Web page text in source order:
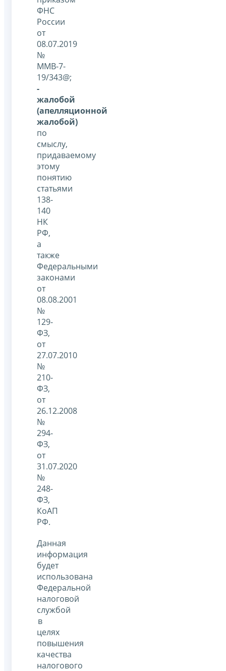
ФНС
России
от
08.07.2019
№
ММВ-7-
19/343@;
-
жалобой
(апелляционной
жалобой)
по
смыслу,
придаваемому
этому
понятию
статьями
138-
140
НК
РФ,
а
также
Федеральными
законами
от
08.08.2001
№
129-
ФЗ,
от
27.07.2010
№
210-
ФЗ,
от
26.12.2008
№
294-
ФЗ,
от
31.07.2020
№
248-
ФЗ,
КоАП
РФ.
Данная
информация
будет
использована
Федеральной
налоговой
службой
в
целях
повышения
качества
налогового